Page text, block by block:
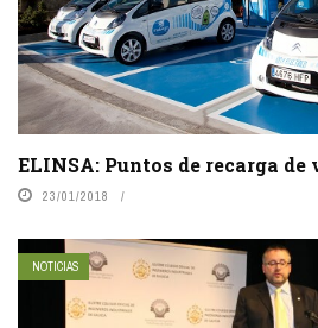
ELINSA: Puntos de recarga
23/01/2018
NOTICIAS